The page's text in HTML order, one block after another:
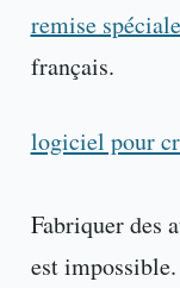
remise spéciale
français.
logiciel pour
Fabriquer des
est